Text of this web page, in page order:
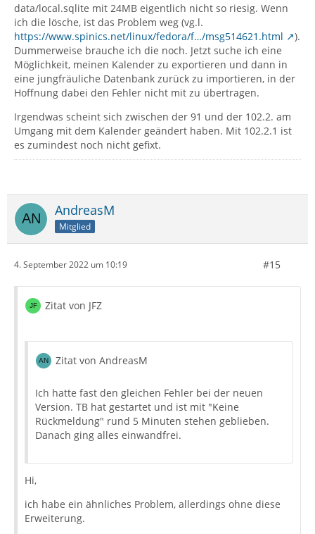
data/local.sqlite mit 24MB eigentlich nicht so riesig. Wenn
ich die lösche, ist das Problem weg (vg.l.
https://www.spinics.net/linux/fedora/f…/msg514621.html
).
Dummerweise brauche ich die noch. Jetzt suche ich eine
Möglichkeit, meinen Kalender zu exportieren und dann in
eine jungfräuliche Datenbank zurück zu importieren, in der
Hoffnung dabei den Fehler nicht mit zu übertragen.
Irgendwas scheint sich zwischen der 91 und der 102.2. am
Umgang mit dem Kalender geändert haben. Mit 102.2.1 ist
es zumindest noch nicht gefixt.
AndreasM
Mitglied
4. September 2022 um 10:19 #15
Zitat von JFZ
Zitat von AndreasM
Ich hatte fast den gleichen Fehler bei der neuen
Version. TB hat gestartet und ist mit "Keine
Rückmeldung" rund 5 Minuten stehen geblieben.
Danach ging alles einwandfrei.
Hi,
ich habe ein ähnliches Problem, allerdings ohne diese
Erweiterung.